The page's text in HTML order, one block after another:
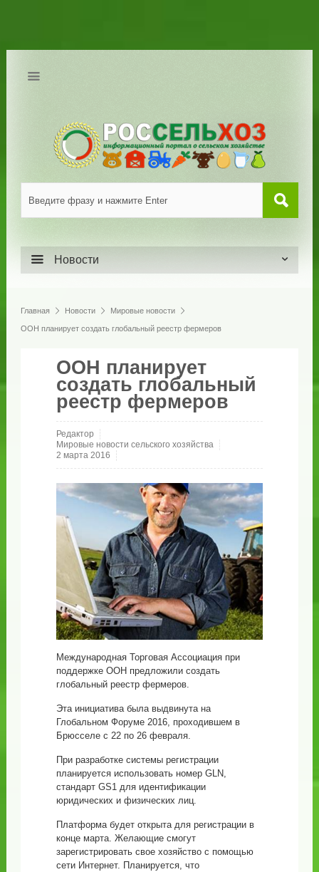
Новости
Главная Новости Мировые новости
ООН планирует создать глобальный реестр фермеров
ООН планирует
создать глобальный
реестр фермеров
Редактор
Мировые новости сельского хозяйства
2 марта 2016
Международная Торговая Ассоциация при
поддержке ООН предложили создать
глобальный реестр фермеров.
Эта инициатива была выдвинута на
Глобальном Форуме 2016, проходившем в
Брюсселе с 22 по 26 февраля.
При разработке системы регистрации
планируется использовать номер GLN,
стандарт GS1 для идентификации
юридических и физических лиц.
Платформа будет открыта для регистрации в
конце марта. Желающие смогут
зарегистрировать свое хозяйство с помощью
сети Интернет. Планируется, что